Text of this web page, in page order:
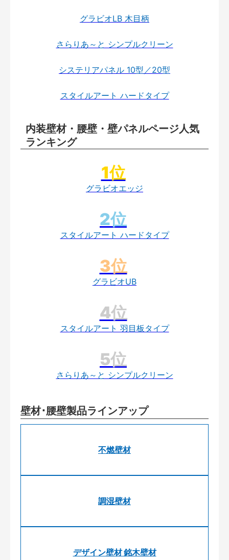
グラビオLB 木目柄
さらりあ～と シンプルクリーン
システリアパネル 10型／20型
スタイルアート ハードタイプ
内装壁材・腰壁・壁パネルページ人気
ランキング
グラビオエッジ
スタイルアート ハードタイプ
グラビオUB
スタイルアート 羽目板タイプ
さらりあ～と シンプルクリーン
壁材･腰壁製品ラインアップ
不燃壁材
調湿壁材
デザイン壁材 銘木壁材